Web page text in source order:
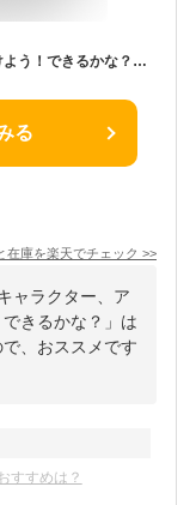
ジョイパレット アンパンマン 入れよう！開けよう！できるかな？ かぎいっぱい育脳パズル それいけ！アンパンマン
る
在庫を楽天でチェック >>
ャラクター、ア
きるかな？」は
、おススメです
すすめは？